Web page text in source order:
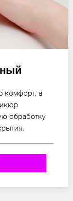
комфорт, а
обработку